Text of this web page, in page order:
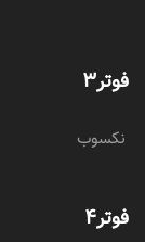
فوتر3
نکسوب
فوتر4